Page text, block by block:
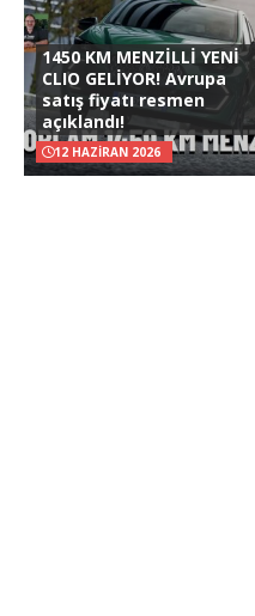
1450 KM MENZİLLİ YENİ
CLIO GELİYOR! Avrupa
satış fiyatı resmen
açıklandı!
12 HAZIRAN 2026